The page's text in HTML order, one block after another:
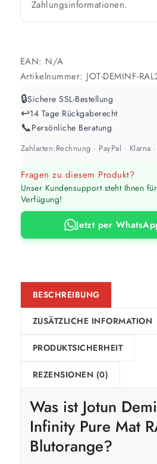
Werte sind Richtwerte und können je
abweichen. Für 10 % Reserve wird
Zahlungsinformationen.
EAN: N/A
Artikelnummer: JOT-DEMINF-
🔒Sichere SSL-Bestellung
↩️14 Tage Rückgaberecht
📞Persönliche Beratung
Zahlarten:Rechnung · PayPal · Klarna
Fragen zu diesem Produkt?
Unser Kundensupport steht Ihnen
Verfügung!
Jetzt per
BESCHREIBUNG
ZUSÄTZLICHE INFORMATION
PRODUKTSICHERHEIT
REZENSIONEN (0)
Was ist Jotun
Infinity Pure Mat
Blutorange?